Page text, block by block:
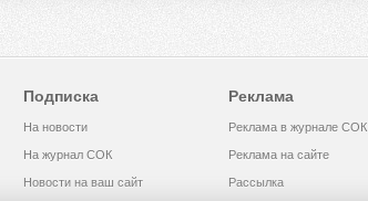
Подписка
На новости
На журнал СОК
Новости на ваш сайт
Реклама
Реклама в журнале СОК
Реклама на сайте
Рассылка